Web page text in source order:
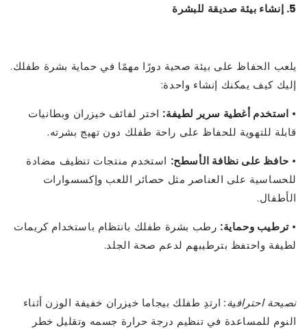
5. إنشاء بيئة صديقة للبشرة
يلعب الحفاظ على بيئة صحية دورًا مهمًا في حماية بشرة طفلك.
إليك كيف يمكنك إنشاء واحدة:
استخدم أغطية سرير لطيفة:اختر لفائف خيزران وبطانيات
قابلة للتهوية للحفاظ على راحة طفلك دون تهيج بشرته.
حافظ على نظافة الأسطح:استخدم منتجات تنظيف مضادة
للحساسية على العناصر مثل حصائر اللعب وإكسسوارات
الأطفال.
ترطيب وحماية:رطب بشرة طفلك بانتظام باستخدام كريمات
لطيفة واحتفظ بترطيبهم لدعم صحة الجلد.
نصيحة احترافية:ارتدِ طفلك بيجاما خيزران خفيفة الوزن أثناء
النوم للمساعدة في تنظيم درجة حرارة جسمه وتقليل خطر